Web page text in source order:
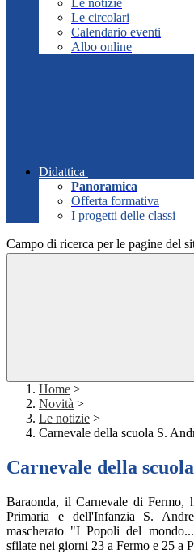
Le notizie
Le circolari
Calendario eventi
Albo online
Didattica
Panoramica
Offerta formativa
I progetti delle classi
Campo di ricerca per le pagine del
Home >
Novità >
Le notizie >
Carnevale della scuola S.
Carnevale della
Baraonda, il Carnevale di Fermo,
Primaria e dell'Infanzia S.
mascherato "I Popoli del
sfilate nei giorni 23 a Fermo e 25 a